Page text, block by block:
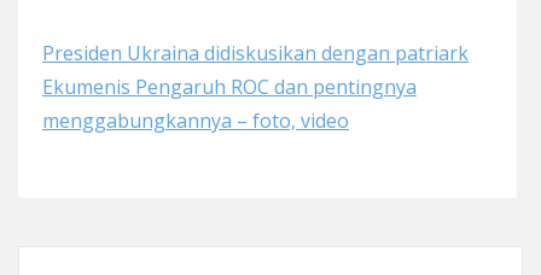
Presiden Ukraina didiskusikan dengan patriark
Ekumenis Pengaruh ROC dan pentingnya
menggabungkannya – foto, video